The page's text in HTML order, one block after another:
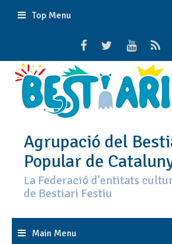
Top Menu
Agrupació del
Popular de
La Federació d'entitats
de Bestiari Festiu
Main Menu